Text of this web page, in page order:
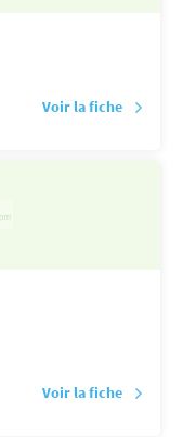
Voir la fiche
Voir la fiche